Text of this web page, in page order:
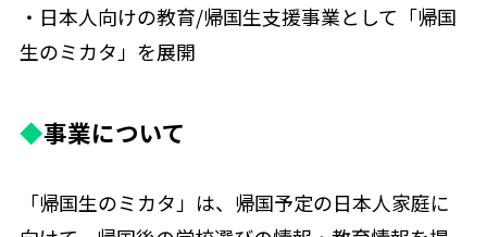
・日本人向けの教育/帰国生支援事業として「帰国
生のミカタ」を展開
◆事業について
「帰国生のミカタ」は、帰国予定の日本人家庭に